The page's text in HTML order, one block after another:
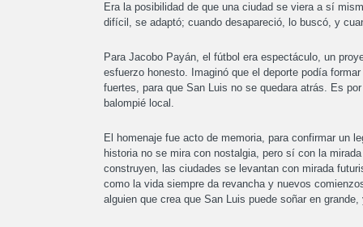
Era la posibilidad de que una ciudad se viera a sí
difícil, se adaptó; cuando desapareció, lo buscó, y
Para Jacobo Payán, el fútbol era espectáculo, un
esfuerzo honesto. Imaginó que el deporte podía
fuertes, para que San Luis no se quedara atrás. Es
balompié local.
El homenaje fue acto de memoria, para confirmar un
historia no se mira con nostalgia, pero sí con la
construyen, las ciudades se levantan con mirada
como la vida siempre da revancha y nuevos
alguien que crea que San Luis puede soñar en